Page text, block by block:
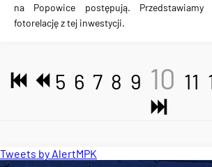
na Popowice
postępują.
fotorelację z tej inwestycji.
5 6 7 8 9 10 11
Tweets by AlertMPK